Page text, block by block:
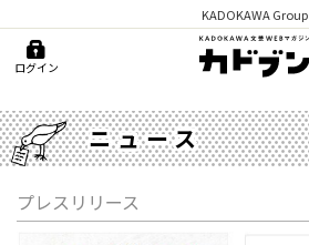
KADOKAWA Group
ログイン
ニュース
プレスリリース